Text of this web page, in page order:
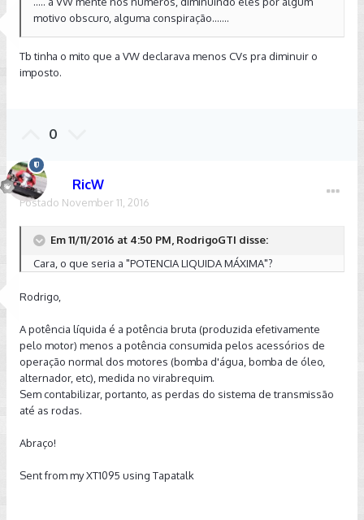
motivo obscuro, alguma conspiração.......
Tb tinha o mito que a VW declarava menos CVs pra diminuir o
imposto.
0
RicW
Postado November 11, 2016
Em 11/11/2016 at 4:50 PM, RodrigoGTI disse:
Cara, o que seria a "POTENCIA LIQUIDA MÁXIMA"?
Rodrigo,
A potência líquida é a potência bruta (produzida efetivamente
pelo motor) menos a potência consumida pelos acessórios de
operação normal dos motores (bomba d'água, bomba de óleo,
alternador, etc), medida no virabrequim.
Sem contabilizar, portanto, as perdas do sistema de transmissão
até as rodas.
Abraço!
Sent from my XT1095 using Tapatalk